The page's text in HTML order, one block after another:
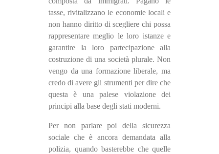
tasse, rivitalizzano le economie locali e
non hanno diritto di scegliere chi possa
rappresentare meglio le loro istanze e
garantire la loro partecipazione alla
costruzione di una società plurale. Non
vengo da una formazione liberale, ma
credo di avere gli strumenti per dire che
questa è una palese violazione dei
principi alla base degli stati moderni.
Per non parlare poi della sicurezza
sociale che è ancora demandata alla
polizia, quando basterebbe che quelle